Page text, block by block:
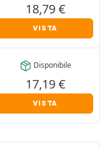
18,79€
VISTA
Disponibile
17,19€
VISTA